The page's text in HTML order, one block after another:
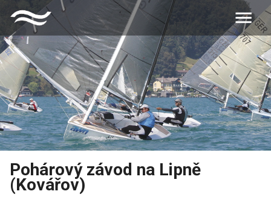
Pohárový závod na Lipně
(Kovářov)